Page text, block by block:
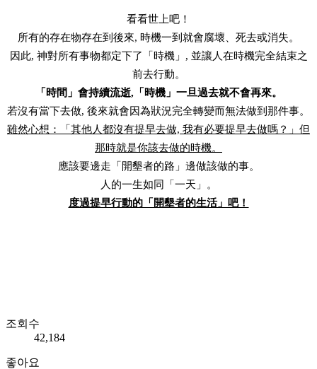
看看世上吧！
所有的存在物存在到後來, 時機一到就會腐壞、死去或消失。
因此, 神對所有事物都定下了「時機」, 並讓人在時機完全結束之
前去行動。
「時間」會持續流逝,「時機」一旦過去就不會再來。
若沒有當下去做, 後來就會因為狀況完全轉變而無法做到那件事。
雖然心想：「其他人都沒有提早去做, 我有必要提早去做嗎？」但
那時就是你該去做的時機。
應該要邊走「開墾者的路」邊做該做的事。
人的一生如同「一天」。
度過提早行動的「開墾者的生活」吧！
조회수
42,184
좋아요